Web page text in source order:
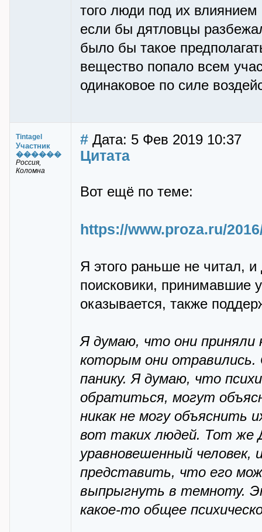
того люди под их
если бы дятловцы
было бы такое
вещество попало всем
одинаковое по силе
Tintagel
Участник
������
Россия,
Коломна
# Дата: 5 Фев 2019 10:37
Цитата
Вот ещё по теме:
https://www.proza.ru/
Я этого раньше не читал,
поисковики, принимавшие
оказывается, также
Я думаю, что они приняли
которым они отравились.
панику. Я думаю, что
обратиться, могут
никак не могу объяснить
вот таких людей. Тот же
уравновешенный человек,
представить, что его
выпрыгнуть в темноту.
какое-то общее